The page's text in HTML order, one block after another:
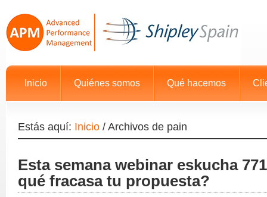
Inicio Quiénes somos Qué hacemos
Estás aquí: Inicio / Archivos de pain
Esta semana webinar eskucha
qué fracasa tu propuesta?